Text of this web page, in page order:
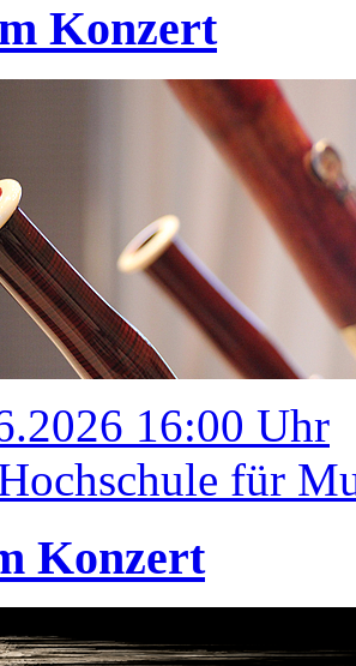
Konzert
16:00 Uhr
für
Konzert